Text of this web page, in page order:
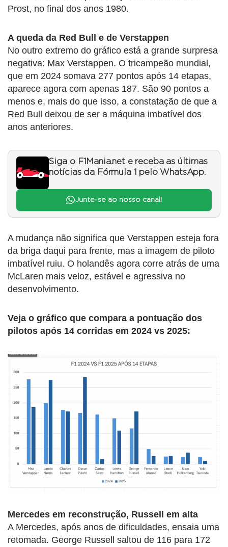
Prost, no final dos anos 1980.
A queda da Red Bull e de Verstappen
No outro extremo do gráfico está a grande surpresa
negativa: Max Verstappen. O tricampeão mundial,
que em 2024 somava 277 pontos após 14 etapas,
aparece agora com apenas 187. São 90 pontos a
menos e, mais do que isso, a constatação de que a
Red Bull deixou de ser a máquina imbatível dos
anos anteriores.
Siga o F1Mania.net e receba as últimas
notícias da Fórmula 1 pelo WhatsApp.
Junte-se ao nosso canal!
A mudança não significa que Verstappen esteja fora
da briga daqui para frente, mas a imagem de piloto
imbatível ruiu. O holandês agora corre atrás de uma
McLaren mais veloz, estável e agressiva no
desenvolvimento.
Veja o gráfico que compara a pontuação dos
pilotos após 14 corridas em 2024 vs 2025:
Mercedes em reconstrução, Russell em alta
A Mercedes, após anos de dificuldades, ensaia uma
retomada. George Russell saltou de 116 para 172